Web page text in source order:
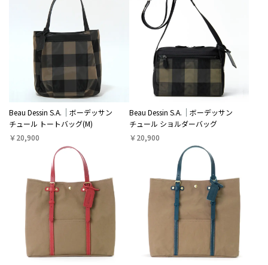
Beau Dessin S.A.
ボーデッサン
チュール トートバッグ(M)
￥20,900
Beau Dessin S.A.
ボーデッサン
チュール ショルダーバッグ
￥20,900